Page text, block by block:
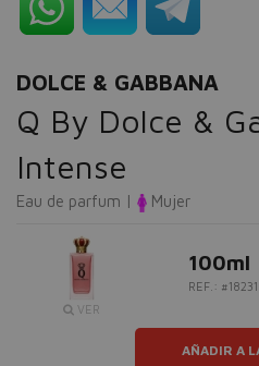
DOLCE & GABBANA
Q By Dolce &
Intense
Eau de parfum | Mujer
VER
100ml
REF.:
AÑADIR A